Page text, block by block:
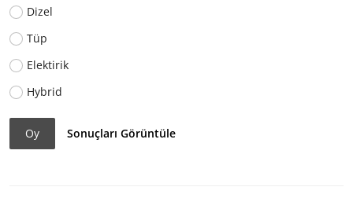
Dizel
Tüp
Elektirik
Hybrid
Oy Sonuçları Görüntüle